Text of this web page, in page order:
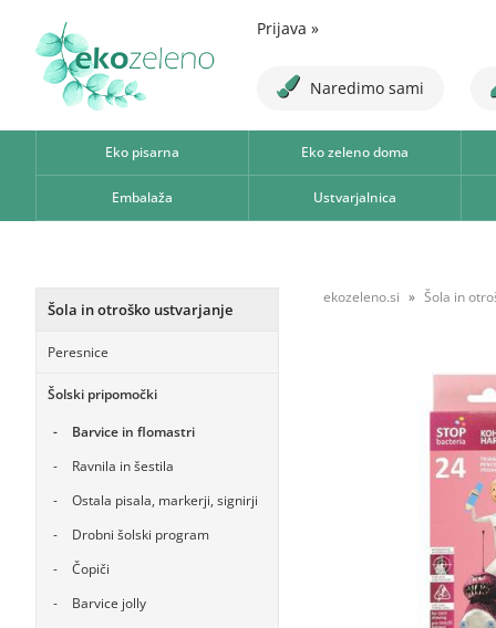
Prijava »
Naredimo sami
Eko pisarna Eko zeleno doma
Embalaža Ustvarjalnica
Šola in otroško ustvarjanje
Peresnice
Šolski pripomočki
Barvice in flomastri
Ravnila in šestila
Ostala pisala, markerji, signirji
Drobni šolski program
Čopiči
Barvice jolly
ekozeleno.si Šola in